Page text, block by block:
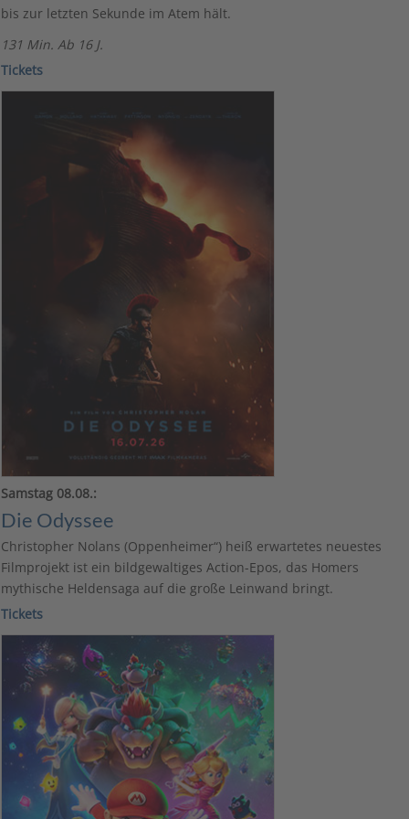
bis zur letzten Sekunde im Atem hält.
131 Min. Ab 16 J.
Tickets
Samstag 08.08.:
Die Odyssee
Christopher Nolans (Oppenheimer“) heiß erwartetes neuestes
Filmprojekt ist ein bildgewaltiges Action-Epos, das Homers
mythische Heldensaga auf die große Leinwand bringt.
Tickets